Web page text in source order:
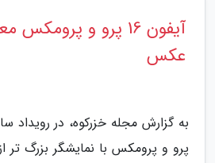
آیفون 16 پرو و
عکس
پرو و پرومکس با نمایشگر بزرگ تر